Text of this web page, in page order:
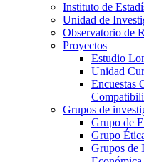
Instituto de
Unidad de
Observatorio de
Proyectos
Estudio
Unidad
Encuestas
Grupos de
Grupo de
Grupo
Grupos de